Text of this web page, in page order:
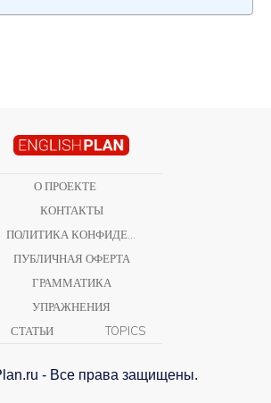
О ПРОЕКТЕ
КОНТАКТЫ
ПУБЛИЧНАЯ ОФЕРТА
ГРАММАТИКА
УПРАЖНЕНИЯ
СТАТЬИ
TOPICS
- Все права защищены.